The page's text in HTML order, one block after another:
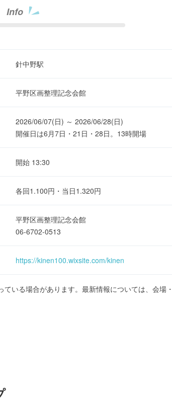
Info
針中野駅
平野区画整理記念会館
2026/06/07(日) ～ 2026/06/28(日)
開催日は6月7日・21日・28日。13時開場
開始 13:30
各回1.100円・当日1.320円
平野区画整理記念会館
06-6702-0513
https://kinen100.wixsite.com/kinen
ている場合があります。最新情報については、会場